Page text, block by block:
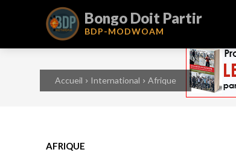
Bongo Doit Partir
BDP-MODWOAM
Accueil International Afrique
AFRIQUE